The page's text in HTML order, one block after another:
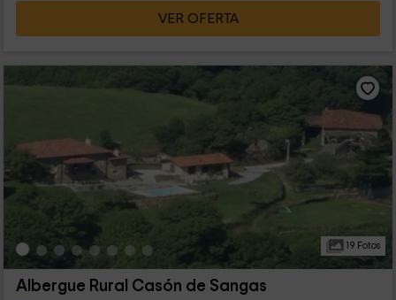
VER OFERTA
19 Fotos
Albergue Rural Casón de Sangas